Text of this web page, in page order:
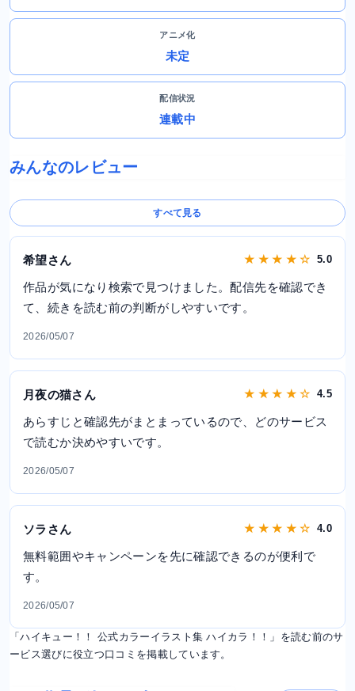
アニメ化
未定
配信状況
連載中
みんなのレビュー
すべて見る
希望さん ★ ★ ★ ★ ☆ 5.0
作品が気になり検索で見つけました。配信先を確認でき
て、続きを読む前の判断がしやすいです。
2026/05/07
月夜の猫さん ★ ★ ★ ★ ☆ 4.5
あらすじと確認先がまとまっているので、どのサービス
で読むか決めやすいです。
2026/05/07
ソラさん ★ ★ ★ ★ ☆ 4.0
無料範囲やキャンペーンを先に確認できるのが便利で
す。
2026/05/07
「ハイキュー！！ 公式カラーイラスト集 ハイカラ！！」を読む前のサ
ービス選びに役立つ口コミを掲載しています。